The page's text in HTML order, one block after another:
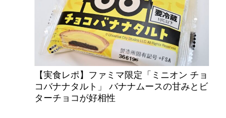
【実食レポ】ファミマ限定「ミニオン チョ
コバナナタルト」 バナナムースの甘みとビ
ターチョコが好相性